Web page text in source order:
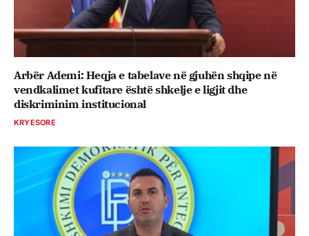
Arbër Ademi: Heqja e tabelave në gjuhën shqipe në
vendkalimet kufitare është shkelje e ligjit dhe
diskriminim institucional
KRYESORE